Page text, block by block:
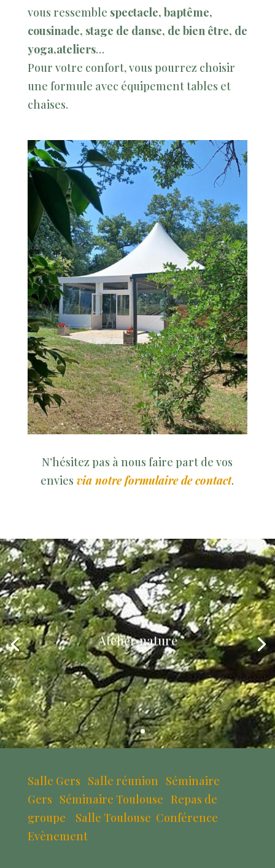
vous ressemble spectacle, baptême,
cousinade, stage de danse, de bien être, de
yoga,ateliers…
Pour votre confort, vous pourrez choisir
une formule avec équipement tables et
chaises.
N’hésitez pas à nous faire part de vos
envies via notre formulaire de contact.
Atelier nature
Salle Gers Salle réunion
Séminaire
Gers Séminaire Toulouse Repas de
groupe
Salle Toulouse Conférence
Evènement